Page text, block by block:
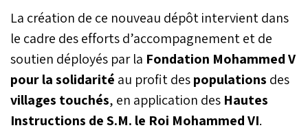
La création de ce nouveau dépôt intervient dans
le cadre des efforts d’accompagnement et de
soutien déployés par la Fondation Mohammed V
pour la solidarité au profit despopulations des
villages touchés, en application des Hautes
Instructions de S.M. le Roi Mohammed VI.